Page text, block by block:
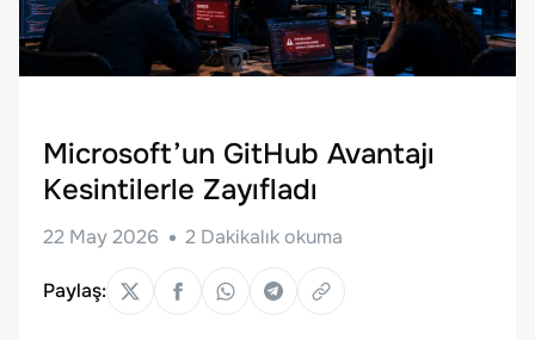
Microsoft’un GitHub Avantajı
Kesintilerle Zayıfladı
22 May 2026 2 Dakikalık okuma
Paylaş: